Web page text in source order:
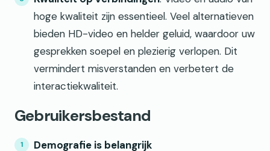
hoge kwaliteit zijn essentieel. Veel alternatieven
bieden HD-video en helder geluid, waardoor uw
gesprekken soepel en plezierig verlopen. Dit
vermindert misverstanden en verbetert de
interactiekwaliteit.
Gebruikersbestand
Demografie is belangrijk